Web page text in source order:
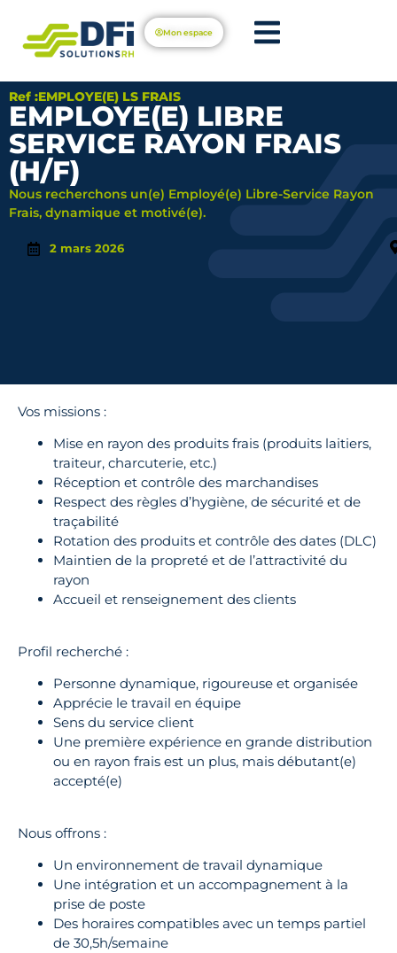
Mon espace
Ref :EMPLOYE(E) LS FRAIS
EMPLOYE(E) LIBRE
SERVICE RAYON FRAIS
(H/F)
Nous recherchons un(e) Employé(e) Libre-Service Rayon
Frais, dynamique et motivé(e).
2 mars 2026
Vos missions :
Mise en rayon des produits frais (produits laitiers,
traiteur, charcuterie, etc.)
Réception et contrôle des marchandises
Respect des règles d’hygiène, de sécurité et de
traçabilité
Rotation des produits et contrôle des dates (DLC)
Maintien de la propreté et de l’attractivité du
rayon
Accueil et renseignement des clients
Profil recherché :
Personne dynamique, rigoureuse et organisée
Apprécie le travail en équipe
Sens du service client
Une première expérience en grande distribution
ou en rayon frais est un plus, mais débutant(e)
accepté(e)
Nous offrons :
Un environnement de travail dynamique
Une intégration et un accompagnement à la
prise de poste
Des horaires compatibles avec un temps partiel
de 30,5h/semaine